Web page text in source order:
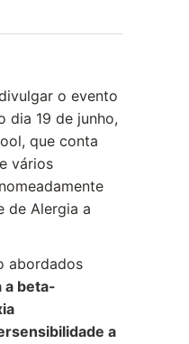
o evento
dia 19 de junho,
que conta
vários
de Alergia a
abordados
a beta-
a